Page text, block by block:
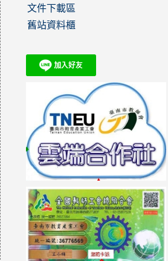
文件下載區
舊站資料櫃